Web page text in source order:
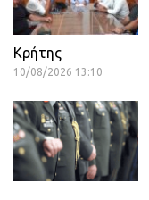
Κρήτης
10/08/2026 13:10